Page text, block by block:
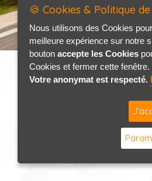
🍪 Cookies & Politique
Nous utilisons des Cookies
meilleure expérience sur notre
bouton accepte les Cookies
Cookies et fermer cette fenêtre.
Votre anonymat est respecté.